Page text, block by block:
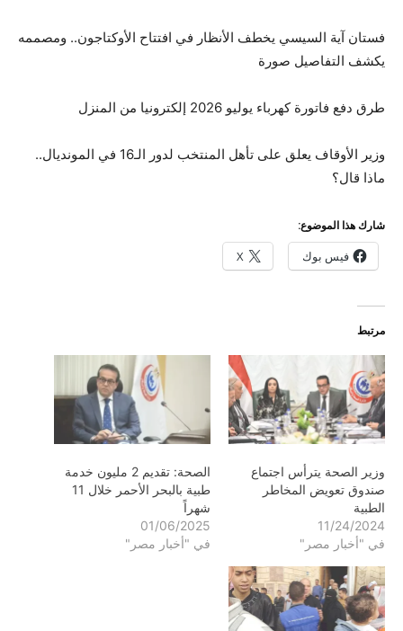
فستان آية السيسي يخطف الأنظار في افتتاح الأوكتاجون.. ومصممه
يكشف التفاصيل صورة
طرق دفع فاتورة كهرباء يوليو 2026 إلكترونيا من المنزل
وزير الأوقاف يعلق على تأهل المنتخب لدور الـ16 في المونديال..
ماذا قال؟
شارك هذا الموضوع:
فيس بوك X
مرتبط
وزير الصحة يترأس اجتماع
صندوق تعويض المخاطر
الطبية
11/24/2024
في "أخبار مصر"
الصحة: ​​تقديم 2 مليون خدمة
طبية بالبحر الأحمر خلال 11
شهراً
01/06/2025
في "أخبار مصر"